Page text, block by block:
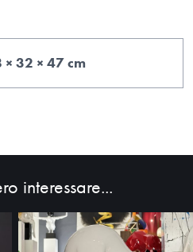
× 32 × 47 cm
interessare...